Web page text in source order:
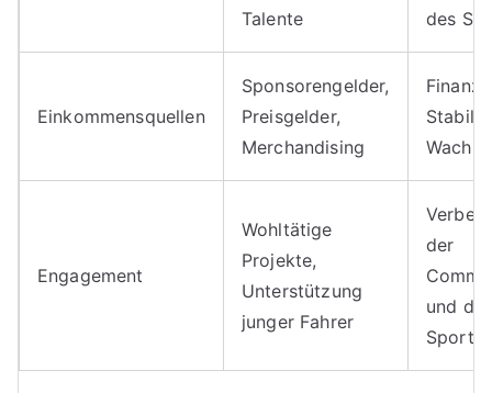
Talente
des
Einkommensquellen
Sponsorengelder,
Preisgelder,
Merchandising
Engagement
Wohltätige
Projekte,
Unterstützung
junger Fahrer
der
und